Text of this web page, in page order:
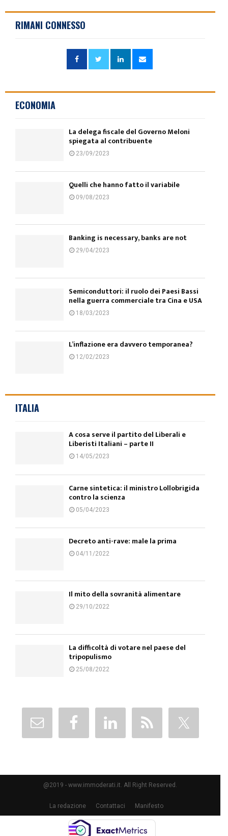
RIMANI CONNESSO
ECONOMIA
La delega fiscale del Governo Meloni
spiegata al contribuente
23/09/2023
Quelli che hanno fatto il variabile
09/08/2023
Banking is necessary, banks are not
29/04/2023
Semiconduttori: il ruolo dei Paesi Bassi
nella guerra commerciale tra Cina e USA
18/03/2023
L’inflazione era davvero temporanea?
12/02/2023
ITALIA
A cosa serve il partito del Liberali e
Liberisti Italiani – parte II
14/05/2023
Carne sintetica: il ministro Lollobrigida
contro la scienza
05/04/2023
Decreto anti-rave: male la prima
04/11/2022
Il mito della sovranità alimentare
29/10/2022
La difficoltà di votare nel paese del
tripopulismo
25/08/2022
@2019 - www.immoderati.it. All Right Reserved.
La redazione Contattaci Manifesto